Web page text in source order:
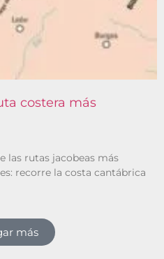
costera más
las rutas jacobeas más
recorre la costa cantábrica
más